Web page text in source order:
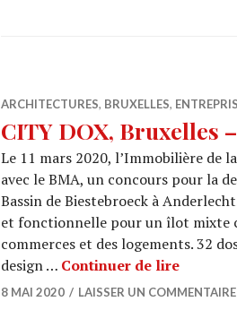
ARCHITECTURES, BRUXELLES,
CITY DOX, Bruxelles
Le 11 mars 2020, l’Immobilière de
avec le BMA, un concours pour la
Bassin de Biestebroeck à
et fonctionnelle pour un îlot mixte
commerces et des logements. 32
design … Continuer de lireCITY
8 MAI 2020 LAISSER UN COMMENTAIRE